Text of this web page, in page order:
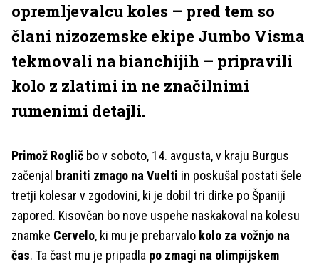
opremljevalcu koles – pred tem so
člani nizozemske ekipe Jumbo Visma
tekmovali na bianchijih – pripravili
kolo z zlatimi in ne značilnimi
rumenimi detajli.
Primož Roglič bo v soboto, 14. avgusta, v kraju Burgus
začenjal braniti zmago na Vuelti in poskušal postati šele
tretji kolesar v zgodovini, ki je dobil tri dirke po Španiji
zapored. Kisovčan bo nove uspehe naskakoval na kolesu
znamke Cervelo, ki mu je prebarvalo kolo za vožnjo na
čas. Ta čast mu je pripadla po zmagi na olimpijskem